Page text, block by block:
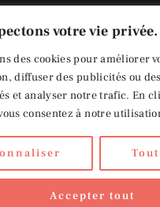
votre vie privée.
des cookies pour améliorer
diffuser des publicités ou
et analyser notre trafic. En
consentez à notre
Accepter tout
vie privée
générales
matière de
©